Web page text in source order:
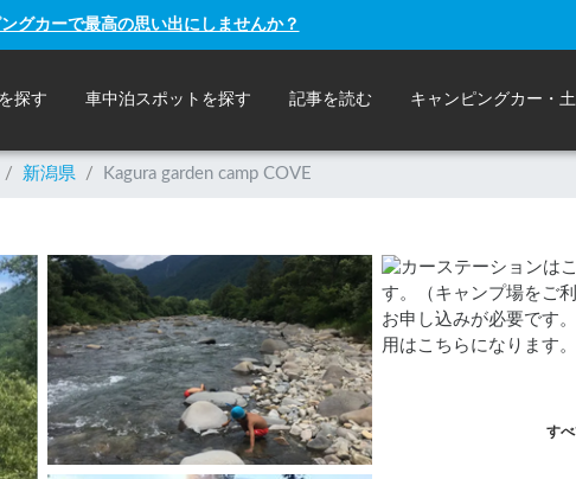
グカーで最高の思い出にしませんか？
探す 車中泊スポットを探す 記事を読む キャンピングカー・
/ 新潟県 / Kagura garden camp COVE
す